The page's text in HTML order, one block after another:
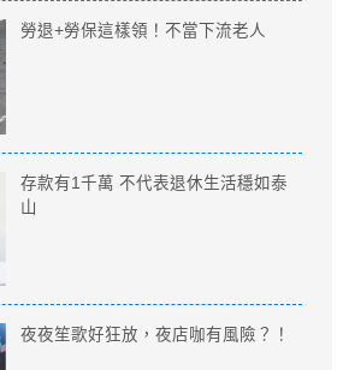
勞退+勞保這樣領！不當下流老人
存款有1千萬 不代表退休生活穩如泰
山
夜夜笙歌好狂放，夜店咖有風險？！